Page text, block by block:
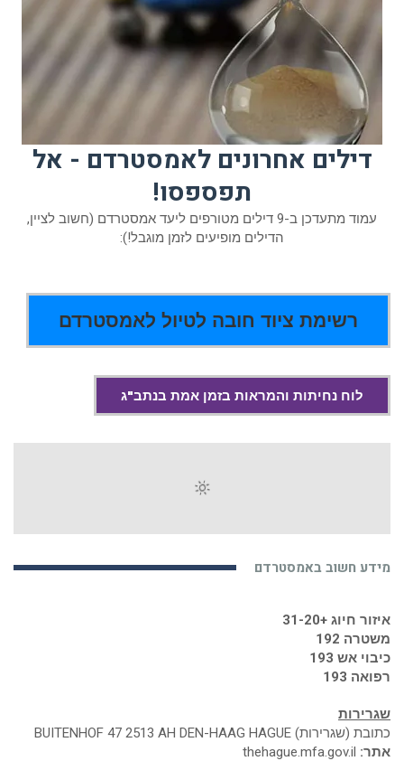
דילים אחרונים לאמסטרדם - אל
תפספסו!
עמוד מתעדכן ב-9 דילים מטורפים ליעד אמסטרדם (חשוב לציין,
הדילים מופיעים לזמן מוגבל!):
רשימת ציוד חובה לטיול לאמסטרדם
לוח נחיתות והמראות בזמן אמת בנתב"ג
מידע חשוב באמסטרדם
איזור חיוג +31-20
משטרה 192
כיבוי אש 193
רפואה 193
שגרירות
כתובת (שגרירות) BUITENHOF 47 2513 AH DEN-HAAG HAGUE
אתר: